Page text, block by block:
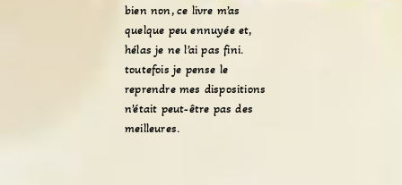
bien non, ce livre m’as
quelque peu ennuyée et,
hélas je ne l’ai pas fini.
toutefois je pense le
reprendre mes dispositions
n’était peut-être pas des
meilleures.